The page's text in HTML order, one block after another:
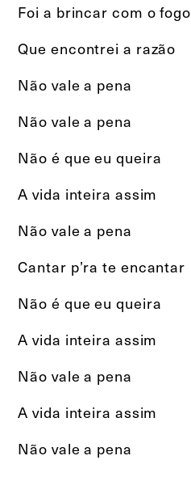
Foi a brincar com o fogo
Que encontrei a razão
Não vale a pena
Não vale a pena
Não é que eu queira
A vida inteira assim
Não vale a pena
Cantar p’ra te encantar
Não é que eu queira
A vida inteira assim
Não vale a pena
A vida inteira assim
Não vale a pena